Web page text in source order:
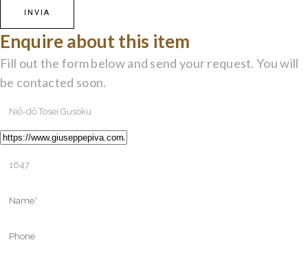
Enquire about this item
Fill out the form below and send your request. You will
be contacted soon.